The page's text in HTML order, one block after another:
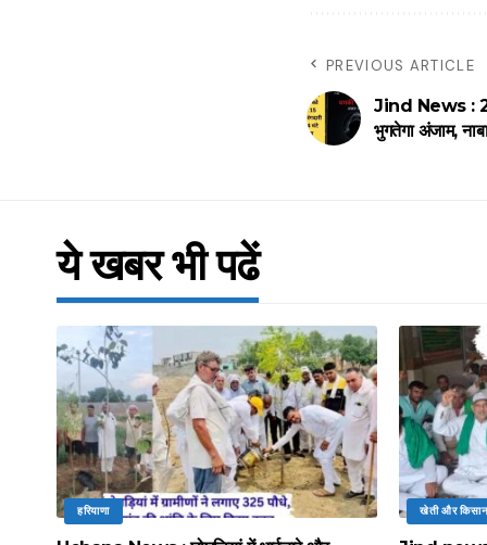
PREVIOUS ARTICLE
Jind News : 24
भुगतेगा अंजाम,
ये खबर भी पढें
हरियाणा खेती और